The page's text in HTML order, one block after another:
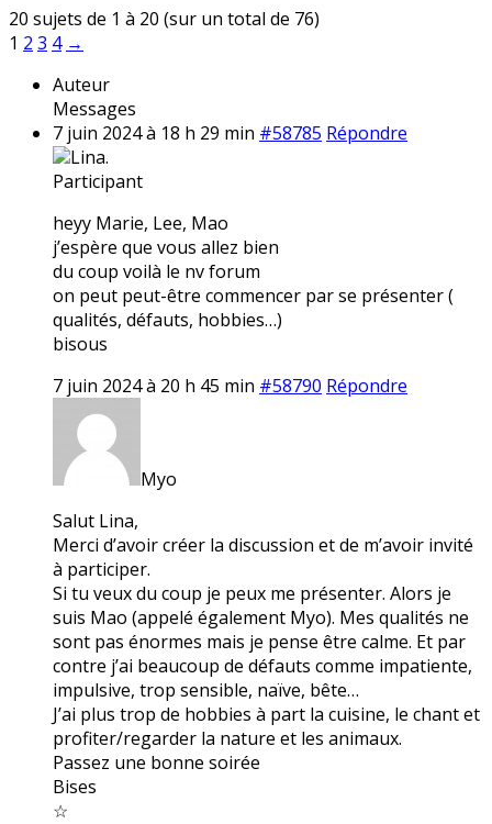
20 sujets de 1 à 20 (sur un total de 76)
1 2 3 4 →
Auteur
Messages
7 juin 2024 à 18 h 29 min #58785 Répondre
Lina.
Participant
heyy Marie, Lee, Mao
j’espère que vous allez bien
du coup voilà le nv forum
on peut peut-être commencer par se présenter (
qualités, défauts, hobbies…)
bisous
7 juin 2024 à 20 h 45 min #58790 Répondre
Myo
Salut Lina,
Merci d’avoir créer la discussion et de m’avoir invité
à participer.
Si tu veux du coup je peux me présenter. Alors je
suis Mao (appelé également Myo). Mes qualités ne
sont pas énormes mais je pense être calme. Et par
contre j’ai beaucoup de défauts comme impatiente,
impulsive, trop sensible, naïve, bête…
J’ai plus trop de hobbies à part la cuisine, le chant et
profiter/regarder la nature et les animaux.
Passez une bonne soirée
Bises
☆